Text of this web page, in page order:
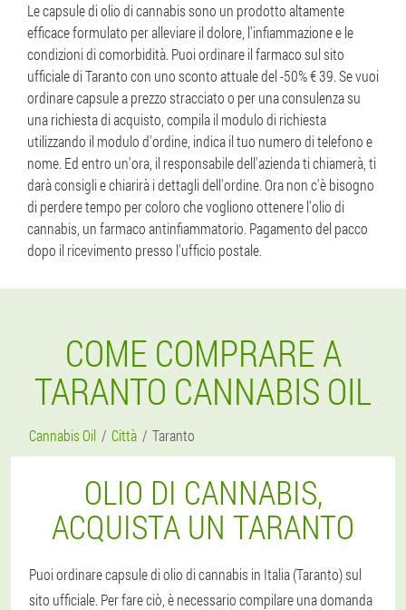
Le capsule di olio di cannabis sono un prodotto altamente
efficace formulato per alleviare il dolore, l'infiammazione e le
condizioni di comorbidità. Puoi ordinare il farmaco sul sito
ufficiale di Taranto con uno sconto attuale del -50% € 39. Se vuoi
ordinare capsule a prezzo stracciato o per una consulenza su
una richiesta di acquisto, compila il modulo di richiesta
utilizzando il modulo d'ordine, indica il tuo numero di telefono e
nome. Ed entro un'ora, il responsabile dell'azienda ti chiamerà, ti
darà consigli e chiarirà i dettagli dell'ordine. Ora non c'è bisogno
di perdere tempo per coloro che vogliono ottenere l'olio di
cannabis, un farmaco antinfiammatorio. Pagamento del pacco
dopo il ricevimento presso l'ufficio postale.
COME COMPRARE A
TARANTO CANNABIS OIL
Cannabis Oil Città Taranto
OLIO DI CANNABIS,
ACQUISTA UN TARANTO
Puoi ordinare capsule di olio di cannabis in Italia (Taranto) sul
sito ufficiale. Per fare ciò, è necessario compilare una domanda